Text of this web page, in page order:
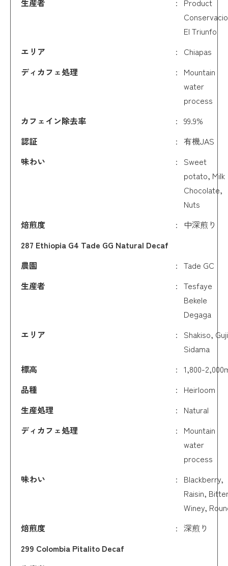
生産者
Product
El Triunfo
エリア
Chiapas
ディカフェ処理
Mountain
water
process
カフェイン除去率
99.9%
認証
有機JAS
味わい
Sweet
potato, Milk
Chocolate,
Nuts
焙煎度
中深煎り
287 Ethiopia G4 Tade GG Natural Decaf
農園
Tade GC
生産者
Tesfaye
Bekele
Degaga
エリア
Shakiso,
Sidama
標高
1,800-
品種
Heirloom
生産処理
Natural
ディカフェ処理
Mountain
water
process
味わい
Blackberry,
Raisin,
Winey,
焙煎度
深煎り
299 Colombia Pitalito Decaf